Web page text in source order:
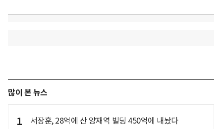
많이 본 뉴스
1 서장훈, 28억에 산 양재역 빌딩 450억에 내놨다